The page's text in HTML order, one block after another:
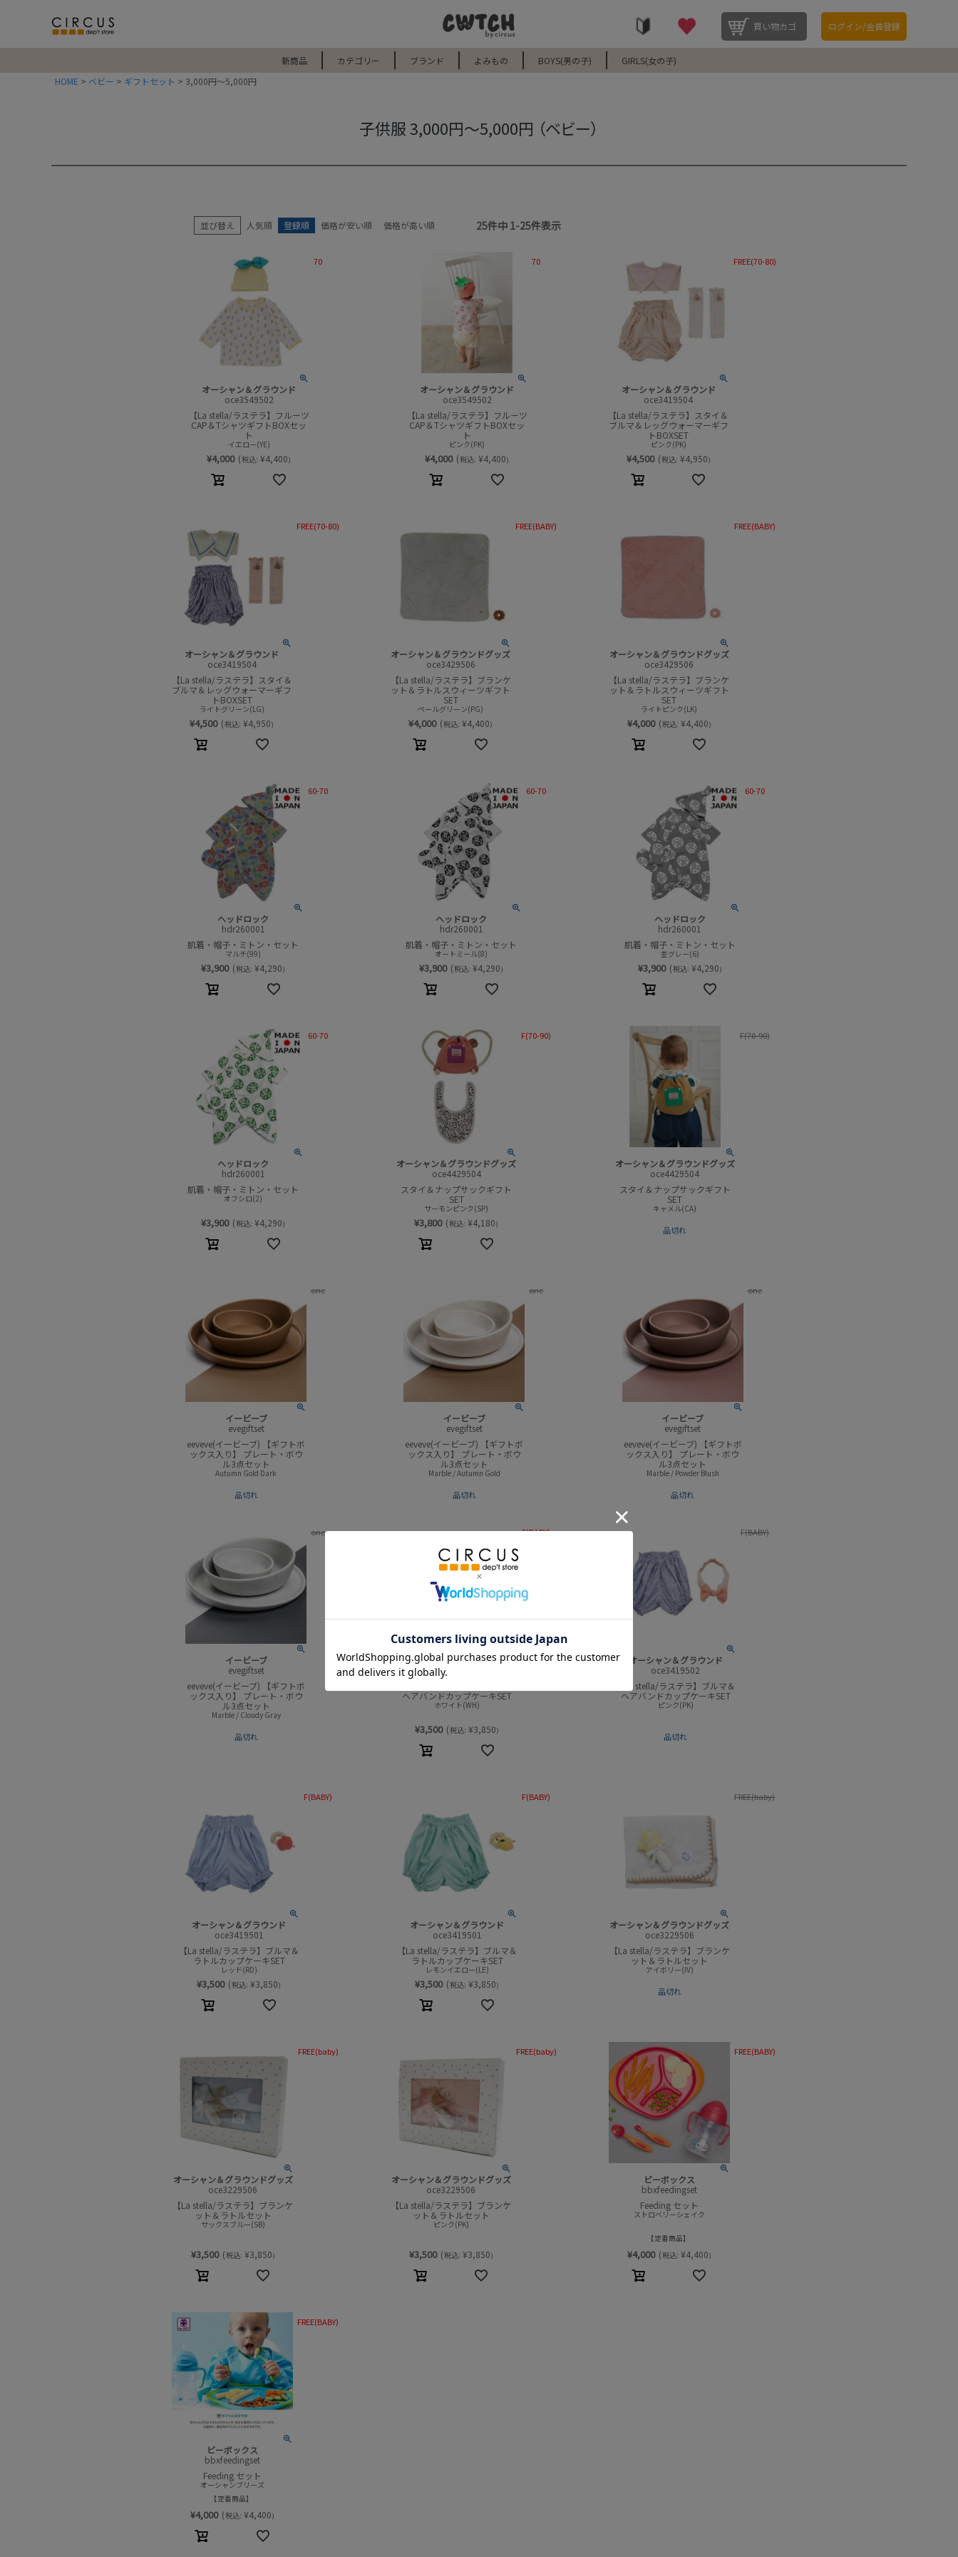
買い物カゴ ログイン/会員登録
新商品 カテゴリー ブランド よみもの BOYS(男の子)
GIRLS(女の子)
HOME
ベビー ギフトセット 3,000円～5,000円
子供服 3,000円～5,000円 （ベビー）
並び替え 人気順 登録順 価格が安い順 価格が高い順 25件中 1-25件表示
オーシャン＆グラウンド
oce3549502
【La stella/ラステラ】フルーツ
CAP＆TシャツギフトBOXセッ
ト
イエロー(YE)
¥4,000 (税込: ¥4,400)
70
オーシャン＆グラウンド
oce3549502
【La stella/ラステラ】フルーツ
CAP＆TシャツギフトBOXセッ
ト
ピンク(PK)
¥4,000 (税込: ¥4,400)
70
オーシャン＆グラウンド
oce3419504
【La stella/ラステラ】スタイ＆
ブルマ＆レッグウォーマーギフ
トBOXSET
ピンク(PK)
¥4,500 (税込: ¥4,950)
FREE(70-80)
オーシャン＆グラウンド
oce3419504
【La stella/ラステラ】スタイ＆
ブルマ＆レッグウォーマーギフ
トBOXSET
ライトグリーン(LG)
¥4,500 (税込: ¥4,950)
FREE(70-80)
オーシャン＆グラウンドグッズ
oce3429506
【La stella/ラステラ】ブランケ
ット＆ラトルスウィーツギフト
SET
ペールグリーン(PG)
¥4,000 (税込: ¥4,400)
FREE(BABY)
オーシャン＆グラウンドグッズ
oce3429506
【La stella/ラステラ】ブランケ
ット＆ラトルスウィーツギフト
SET
ライトピンク(LK)
¥4,000 (税込: ¥4,400)
FREE(BABY)
ヘッドロック
hdr260001
肌着・帽子・ミトン・セット
マルチ(99)
¥3,900 (税込: ¥4,290)
60-70
ヘッドロック
hdr260001
肌着・帽子・ミトン・セット
オートミール(8)
¥3,900 (税込: ¥4,290)
60-70
ヘッドロック
hdr260001
肌着・帽子・ミトン・セット
杢グレー(6)
¥3,900 (税込: ¥4,290)
60-70
ヘッドロック
hdr260001
肌着・帽子・ミトン・セット
オフシロ(2)
¥3,900 (税込: ¥4,290)
60-70
オーシャン＆グラウンドグッズ
oce4429504
スタイ＆ナップサックギフト
SET
サーモンピンク(SP)
¥3,800 (税込: ¥4,180)
F(70-90)
オーシャン＆グラウンドグッズ
oce4429504
スタイ＆ナップサックギフト
SET
キャメル(CA)
品切れ
F(70-90)
イービーブ
evegiftset
eeveve(イービーブ) 【ギフトボ
ックス入り】 プレート・ボウ
ル3点セット
Autumn Gold Dark
品切れ
one
イービーブ
evegiftset
eeveve(イービーブ) 【ギフトボ
ックス入り】 プレート・ボウ
ル3点セット
Marble / Autumn Gold
品切れ
one
イービーブ
evegiftset
eeveve(イービーブ) 【ギフトボ
ックス入り】 プレート・ボウ
ル3点セット
Marble / Powder Blush
品切れ
one
イービーブ
evegiftset
eeveve(イービーブ) 【ギフトボ
ックス入り】 プレート・ボウ
ル3点セット
Marble / Cloudy Gray
品切れ
one
オーシャン＆グラウンド
oce3419502
ヘアバンドカップケーキSET
ホワイト(WH)
¥3,500 (税込: ¥3,850)
F(BABY)
オーシャン＆グラウンド
oce3419502
【La stella/ラステラ】ブルマ＆
ヘアバンドカップケーキSET
ピンク(PK)
品切れ
F(BABY)
オーシャン＆グラウンド
oce3419501
【La stella/ラステラ】ブルマ＆
ラトルカップケーキSET
レッド(RD)
¥3,500 (税込: ¥3,850)
F(BABY)
オーシャン＆グラウンド
oce3419501
【La stella/ラステラ】ブルマ＆
ラトルカップケーキSET
レモンイエロー(LE)
¥3,500 (税込: ¥3,850)
F(BABY)
オーシャン＆グラウンドグッズ
oce3229506
【La stella/ラステラ】ブランケ
ット＆ラトルセット
アイボリー(IV)
品切れ
FREE(baby)
オーシャン＆グラウンドグッズ
oce3229506
【La stella/ラステラ】ブランケ
ット＆ラトルセット
サックスブルー(SB)
¥3,500 (税込: ¥3,850)
FREE(baby)
オーシャン＆グラウンドグッズ
oce3229506
【La stella/ラステラ】ブランケ
ット＆ラトルセット
ピンク(PK)
¥3,500 (税込: ¥3,850)
FREE(baby)
ビーボックス
bbxfeedingset
Feeding セット
ストロベリーシェイク
定番商品
¥4,000 (税込: ¥4,400)
FREE(BABY)
ビーボックス
bbxfeedingset
Feeding セット
オーシャンブリーズ
定番商品
¥4,000 (税込: ¥4,400)
FREE(BABY)